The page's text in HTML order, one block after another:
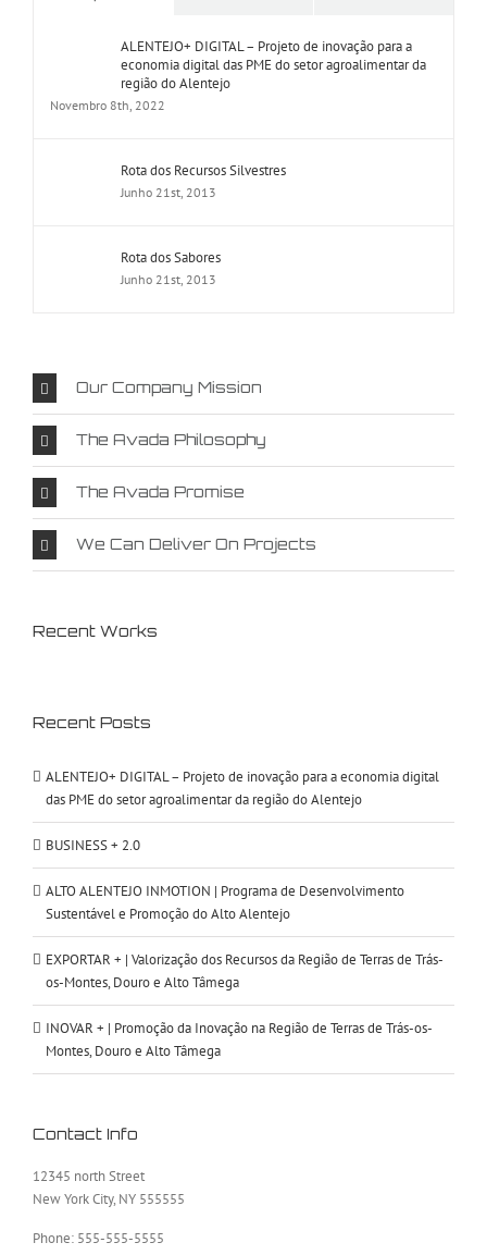
ALENTEJO+ DIGITAL – Projeto de inovação para a
economia digital das PME do setor agroalimentar da
região do Alentejo
Novembro 8th, 2022
Rota dos Recursos Silvestres
Junho 21st, 2013
Rota dos Sabores
Junho 21st, 2013
Our Company Mission
The Avada Philosophy
The Avada Promise
We Can Deliver On Projects
Recent Works
Recent Posts
ALENTEJO+ DIGITAL – Projeto de inovação para a economia digital
das PME do setor agroalimentar da região do Alentejo
BUSINESS + 2.0
ALTO ALENTEJO INMOTION | Programa de Desenvolvimento
Sustentável e Promoção do Alto Alentejo
EXPORTAR + | Valorização dos Recursos da Região de Terras de Trás-
os-Montes, Douro e Alto Tâmega
INOVAR + | Promoção da Inovação na Região de Terras de Trás-os-
Montes, Douro e Alto Tâmega
Contact Info
12345 north Street
New York City, NY 555555
Phone: 555-555-5555